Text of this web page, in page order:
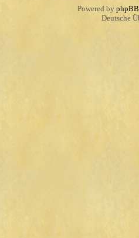
Powered by phpBB
Deutsche